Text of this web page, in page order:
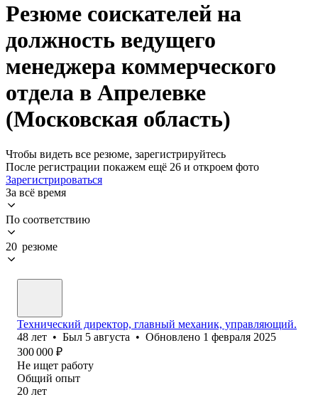
Резюме соискателей на
должность ведущего
менеджера коммерческого
отдела в Апрелевке
(Московская область)
Чтобы видеть все резюме, зарегистрируйтесь
После регистрации покажем ещё 26 и откроем фото
Зарегистрироваться
За всё время
По соответствию
20 резюме
Технический директор, главный механик, управляющий.
48 лет • Был 5 августа • Обновлено 1 февраля 2025
300 000 ₽
Не ищет работу
Общий опыт
20 лет